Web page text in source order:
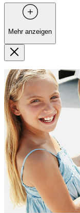
Mehr anzeigen